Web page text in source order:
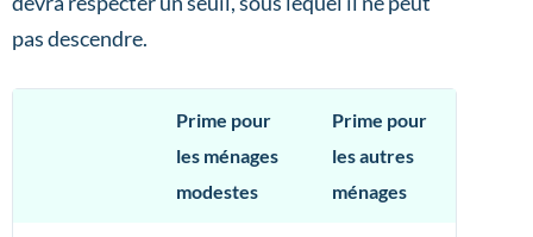
pas descendre.
Prime pour
les ménages
modestes
Prime pour
les autres
ménages